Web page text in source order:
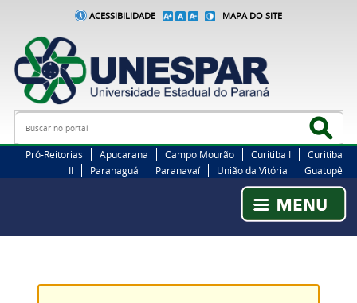
ACESSIBILIDADE MAPA DO SITE
Busca
Pró-Reitorias Apucarana Campo Mourão Curitiba I
Curitiba
II
Paranaguá Paranavaí União da Vitória Guatupê